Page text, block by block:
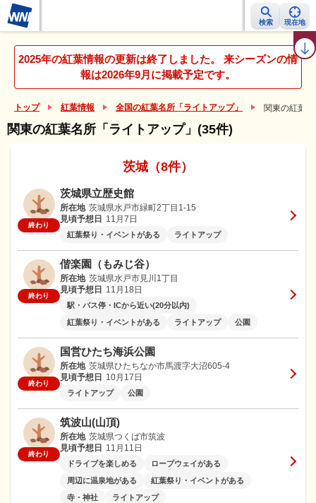
検索 現在地
紅葉レーダー 紅葉ニュース 京都 見頃カレンダー 名所ランキング
2025年の紅葉情報の更新は終了しました。 来シーズンの情
報は2026年9月に掲載予定です。
トップ 紅葉情報 全国の紅葉名所「ライトアップ」 関東の紅葉
関東の紅葉名所「ライトアップ」(35件)
茨城（8件）
終わり
茨城県立歴史館
所在地 茨城県水戸市緑町2丁目1-15
見頃予想日
11月7日
紅葉祭り・イベントがある ライトアップ
終わり
偕楽園（もみじ谷）
所在地 茨城県水戸市見川1丁目
見頃予想日
11月18日
駅・バス停・ICから近い(20分以内)
紅葉祭り・イベントがある
ライトアップ 公園
終わり
国営ひたち海浜公園
所在地 茨城県ひたちなか市馬渡字大沼605-4
見頃予想日
10月17日
ライトアップ 公園
終わり
筑波山(山頂)
所在地 茨城県つくば市筑波
見頃予想日
11月11日
ドライブを楽しめる
ロープウェイがある
周辺に温泉地がある
紅葉祭り・イベントがある
寺・神社
ライトアップ